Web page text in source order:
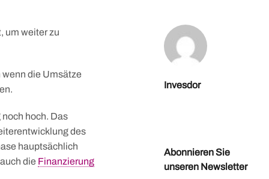
um weiter zu
die Umsätze
hoch. Das
des
hauptsächlich
die Finanzierung
Invesdor
Abonnieren Sie
unseren Newsletter